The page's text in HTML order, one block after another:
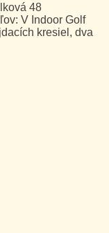
48
V Indoor Golf
kresiel, dva